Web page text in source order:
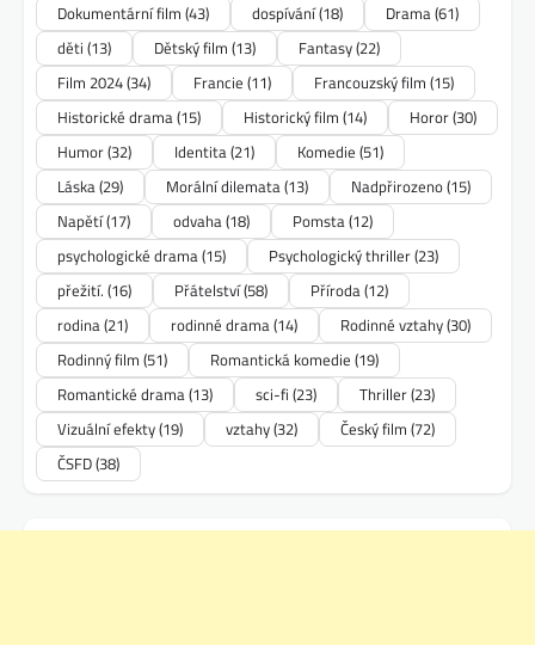
Dokumentární film (43) dospívání(18) Drama(61)
děti (13) Dětský film (13) Fantasy(22)
Film 2024(34) Francie (11) Francouzský film (15)
Historické drama(15) Historický film (14) Horor(30)
Humor(32) Identita(21) Komedie (51)
Láska(29) Morální dilemata(13) Nadpřirozeno(15)
Napětí(17) odvaha(18) Pomsta(12)
psychologické drama(15) Psychologický thriller(23)
přežití. (16) Přátelství(58) Příroda(12)
rodina(21) rodinné drama(14) Rodinné vztahy(30)
Rodinný film (51) Romantická komedie (19)
Romantické drama(13) sci-fi (23) Thriller(23)
Vizuální efekty(19) vztahy(32) Český film (72)
ČSFD(38)